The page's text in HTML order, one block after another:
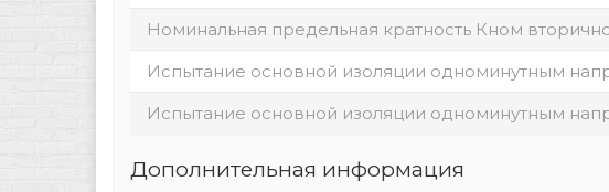
Номинальная предельная кратность Кном
Испытание основной изоляции одноминутным
Испытание основной изоляции одноминутным
Дополнительная информация